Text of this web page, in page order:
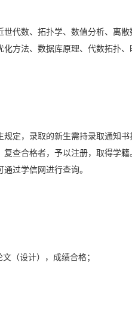
代数、拓扑学、数值分析、离散
方法、数据库原理、代数拓扑、
定，录取的新生需持录取通知书
查合格者，予以注册，取得学籍
过学信网进行查询。
（设计），成绩合格；